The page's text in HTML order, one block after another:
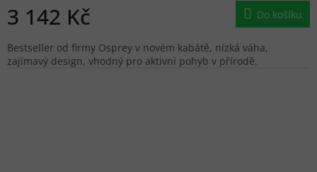
3 142 Kč Do košíku
Bestseller od firmy Osprey v novém kabátě, nízká váha,
zajímavý design, vhodný pro aktivní pohyb v přírodě.